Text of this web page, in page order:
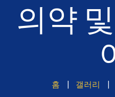
의약
홈 갤러리